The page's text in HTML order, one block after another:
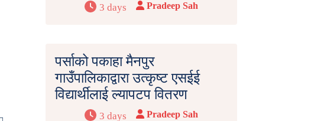
3 days Pradeep Sah
पर्साको पकाहा मैनपुर
गाउँपालिकाद्वारा उत्कृष्ट एसईई
विद्यार्थीलाई ल्यापटप वितरण
3 days Pradeep Sah